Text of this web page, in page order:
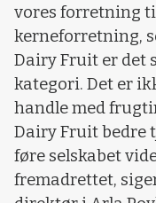
vores forretning
kerneforretning,
Dairy Fruit er det
kategori. Det er
handle med
Dairy Fruit bedre
føre selskabet
fremadrettet,